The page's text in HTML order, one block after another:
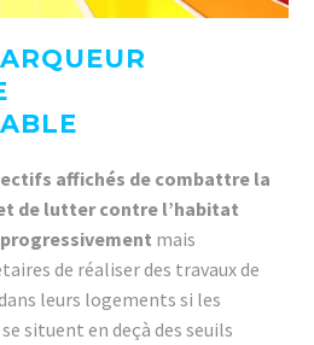
affichés de combattre la
de lutter contre l’habitat
mais
de réaliser des travaux de
leurs logements si les
situent en deçà des seuils